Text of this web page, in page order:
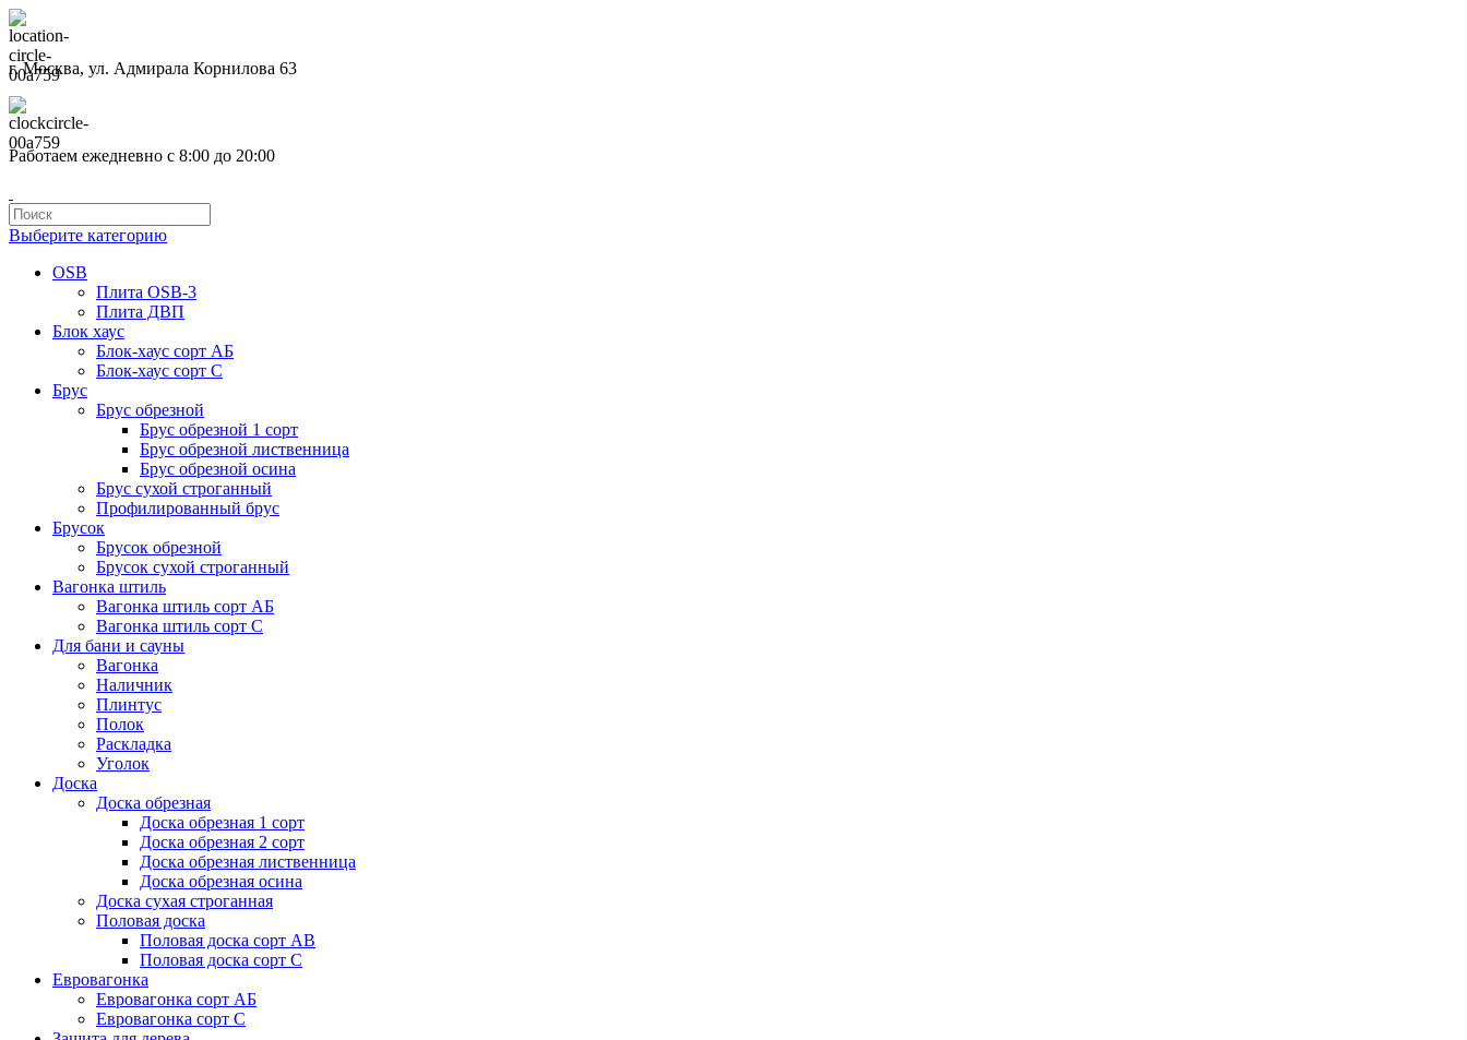
г. Москва, ул. Адмирала Корнилова 63
Работаем ежедневно с 8:00 до 20:00
Выберите категорию
OSB
Плита OSB-3
Плита ДВП
Блок хаус
Блок-хаус сорт АБ
Блок-хаус сорт С
Брус
Брус обрезной
Брус обрезной 1 сорт
Брус обрезной лиственница
Брус обрезной осина
Брус сухой строганный
Профилированный брус
Брусок
Брусок обрезной
Брусок сухой строганный
Вагонка штиль
Вагонка штиль сорт АБ
Вагонка штиль сорт С
Для бани и сауны
Вагонка
Наличник
Плинтус
Полок
Раскладка
Уголок
Доска
Доска обрезная
Доска обрезная 1 сорт
Доска обрезная 2 сорт
Доска обрезная лиственница
Доска обрезная осина
Доска сухая строганная
Половая доска
Половая доска сорт АВ
Половая доска сорт С
Евровагонка
Евровагонка сорт АБ
Евровагонка сорт С